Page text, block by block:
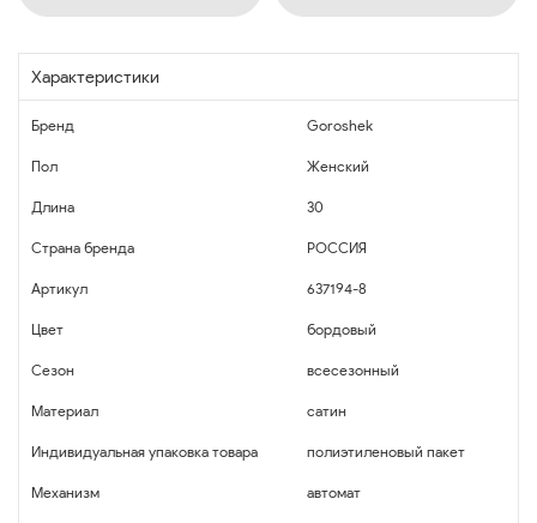
Характеристики
Бренд Goroshek
Пол Женский
Длина 30
Страна бренда РОССИЯ
Артикул 637194-8
Цвет бордовый
Сезон всесезонный
Материал сатин
Индивидуальная упаковка товара полиэтиленовый пакет
Механизм автомат